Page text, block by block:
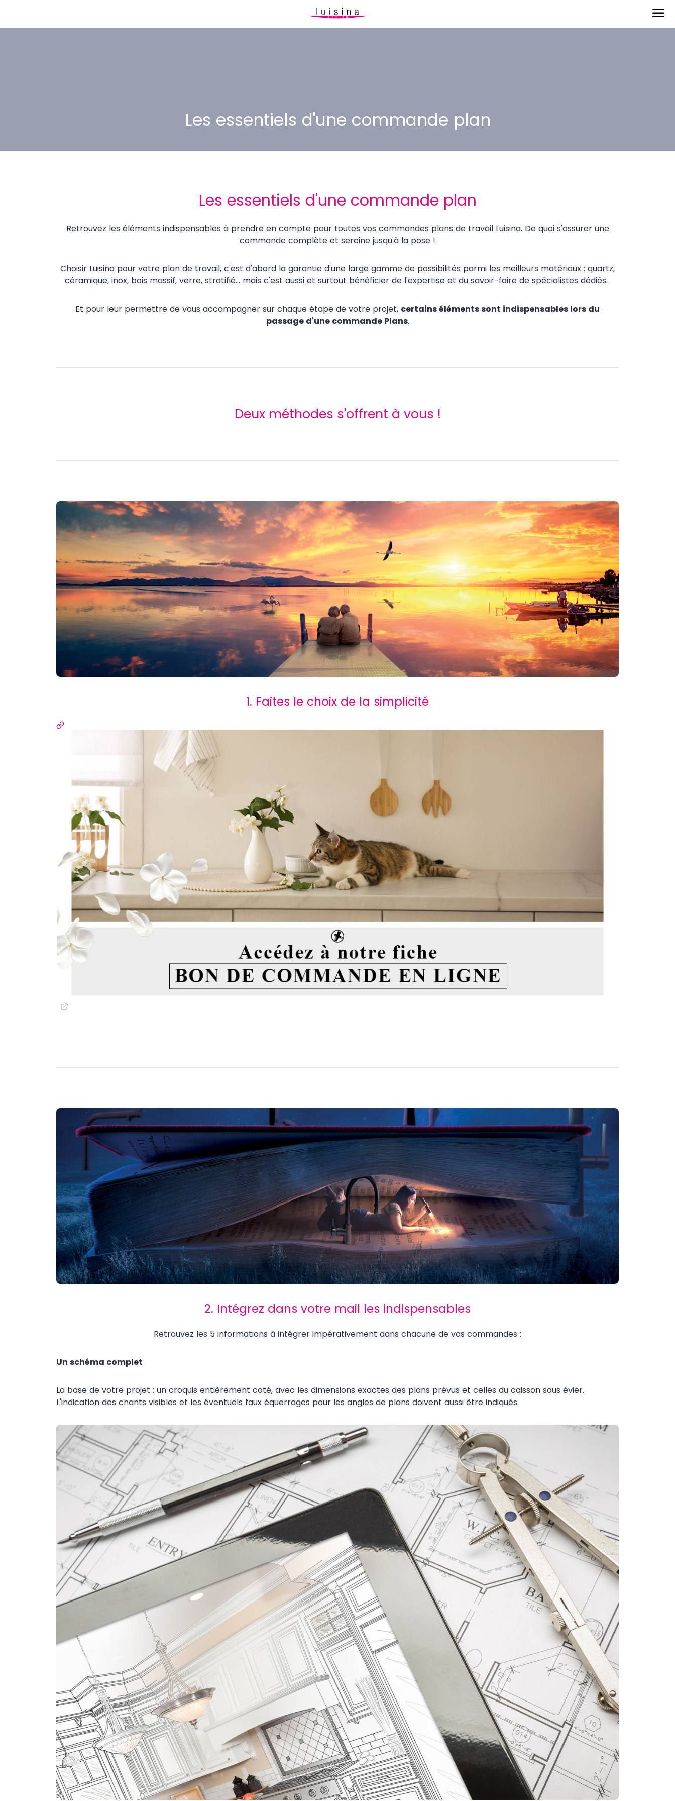
Les essentiels d'une commande plan
Les essentiels d'une commande plan
Retrouvez les éléments indispensables à prendre en compte pour toutes vos commandes plans de travail Luisina. De quoi s'assurer une
commande complète et sereine jusqu'à la pose !
Choisir Luisina pour votre plan de travail, c'est d'abord la garantie d'une large gamme de possibilités parmi les meilleurs matériaux : quartz,
céramique, inox, bois massif, verre, stratifié... mais c'est aussi et surtout bénéficier de l'expertise et du savoir-faire de spécialistes dédiés.
Et pour leur permettre de vous accompagner sur chaque étape de votre projet, certains éléments sont indispensables lors du
passage d'une commande Plans.
Deux méthodes s'offrent à vous !
1. Faites le choix de la simplicité
2. Intégrez dans votre mail les indispensables
Retrouvez les 5 informations à intégrer impérativement dans chacune de vos commandes :
Un schéma complet
La base de votre projet : un croquis entièrement coté, avec les dimensions exactes des plans prévus et celles du caisson sous évier.
L'indication des chants visibles et les éventuels faux équerrages pour les angles de plans doivent aussi être indiqués.